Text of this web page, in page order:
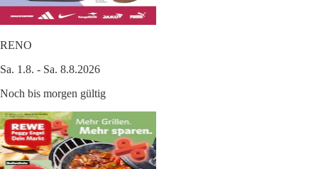
RENO
Sa. 1.8. - Sa. 8.8.2026
Noch bis morgen gültig